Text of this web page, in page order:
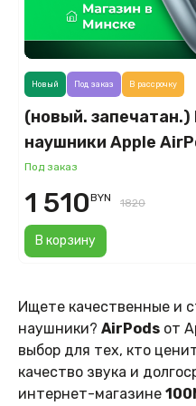
(новый.
наушники Apple
(MWW63), синий
Под заказ
В корзину
Новый Под заказ В рассрочку
1 510BYN 1820
Ищете качественные и
наушники? AirPods от
выбор для тех, кто
качество звука и
интернет-магазине